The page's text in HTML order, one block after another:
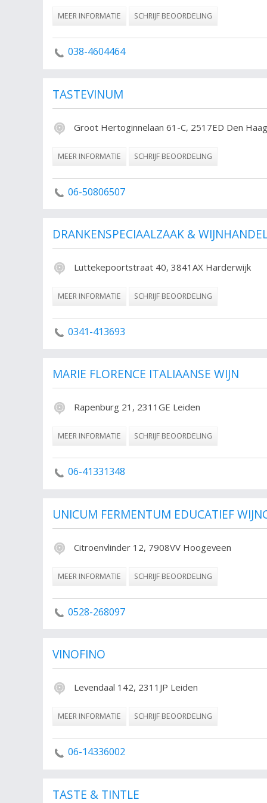
MEER INFORMATIE SCHRIJF BEOORDELING
038-4604464
TASTEVINUM
Groot Hertoginnelaan 61-C, 2517ED Den Haag
MEER INFORMATIE SCHRIJF BEOORDELING
06-50806507
DRANKENSPECIAALZAAK &
Luttekepoortstraat 40, 3841AX Harderwijk
MEER INFORMATIE SCHRIJF BEOORDELING
0341-413693
MARIE FLORENCE ITALIAANSE WIJN
Rapenburg 21, 2311GE Leiden
MEER INFORMATIE SCHRIJF BEOORDELING
06-41331348
UNICUM FERMENTUM EDUCATIEF
Citroenvlinder 12, 7908VV Hoogeveen
MEER INFORMATIE SCHRIJF BEOORDELING
0528-268097
VINOFINO
Levendaal 142, 2311JP Leiden
MEER INFORMATIE SCHRIJF BEOORDELING
06-14336002
TASTE & TINTLE